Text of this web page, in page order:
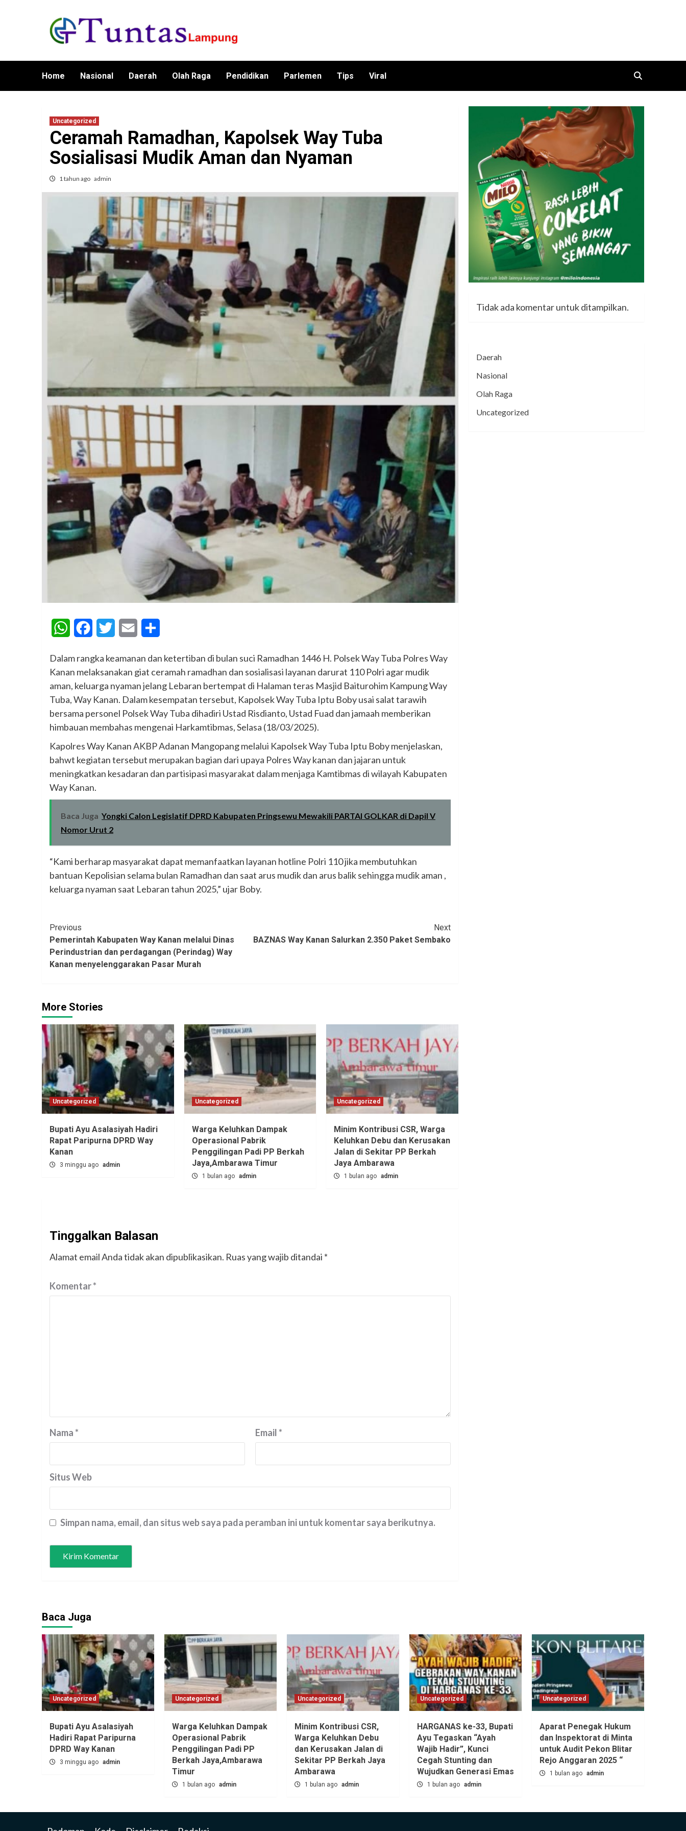
Home Nasional Daerah Olah Raga Pendidikan Parlemen Tips Viral
Uncategorized
Ceramah Ramadhan, Kapolsek Way Tuba
Sosialisasi Mudik Aman dan Nyaman
1 tahun ago admin
WhatsAppFacebookTwitter Email
Dalam rangka keamanan dan ketertiban di bulan suci Ramadhan 1446 H. Polsek Way Tuba Polres Way
Kanan melaksanakan giat ceramah ramadhan dan sosialisasi layanan darurat 110 Polri agar mudik
aman, keluarga nyaman jelang Lebaran bertempat di Halaman teras Masjid Baiturohim Kampung Way
Tuba, Way Kanan. Dalam kesempatan tersebut, Kapolsek Way Tuba Iptu Boby usai salat tarawih
bersama personel Polsek Way Tuba dihadiri Ustad Risdianto, Ustad Fuad dan jamaah memberikan
himbauan membahas mengenai Harkamtibmas, Selasa (18/03/2025).
Kapolres Way Kanan AKBP Adanan Mangopang melalui Kapolsek Way Tuba Iptu Boby menjelaskan,
bahwt kegiatan tersebut merupakan bagian dari upaya Polres Way kanan dan jajaran untuk
meningkatkan kesadaran dan partisipasi masyarakat dalam menjaga Kamtibmas di wilayah Kabupaten
Way Kanan.
Baca Juga Yongki Calon Legislatif DPRD Kabupaten Pringsewu Mewakili PARTAI GOLKAR di Dapil V
Nomor Urut 2
“Kami berharap masyarakat dapat memanfaatkan layanan hotline Polri 110 jika membutuhkan
bantuan Kepolisian selama bulan Ramadhan dan saat arus mudik dan arus balik sehingga mudik aman ,
keluarga nyaman saat Lebaran tahun 2025,” ujar Boby.
Continue
Reading
Previous
Pemerintah Kabupaten Way Kanan melalui Dinas
Perindustrian dan perdagangan (Perindag) Way
Kanan menyelenggarakan Pasar Murah
Next
BAZNAS Way Kanan Salurkan 2.350 Paket Sembako
More Stories
Uncategorized
Bupati Ayu Asalasiyah Hadiri
Rapat Paripurna DPRD Way
Kanan
3 minggu ago admin
Uncategorized
Warga Keluhkan Dampak
Operasional Pabrik
Penggilingan Padi PP Berkah
Jaya,‎Ambarawa Timur
1 bulan ago admin
Uncategorized
Minim Kontribusi CSR, Warga
Keluhkan Debu dan Kerusakan
Jalan di Sekitar PP Berkah
Jaya Ambarawa‎
1 bulan ago admin
Tinggalkan Balasan
Alamat email Anda tidak akan dipublikasikan. Ruas yang wajib ditandai *
Komentar*
Nama* Email*
Situs Web
Simpan nama, email, dan situs web saya pada peramban ini untuk komentar saya berikutnya.
Tidak ada komentar untuk ditampilkan.
Daerah
Nasional
Olah Raga
Uncategorized
Baca Juga
Uncategorized
Bupati Ayu Asalasiyah
Hadiri Rapat Paripurna
DPRD Way Kanan
3 minggu ago admin
Uncategorized
Warga Keluhkan Dampak
Operasional Pabrik
Penggilingan Padi PP
Berkah Jaya,‎Ambarawa
Timur
1 bulan ago admin
Uncategorized
Minim Kontribusi CSR,
Warga Keluhkan Debu
dan Kerusakan Jalan di
Sekitar PP Berkah Jaya
Ambarawa‎
1 bulan ago admin
Uncategorized
HARGANAS ke-33, Bupati
Ayu Tegaskan “Ayah
Wajib Hadir”, Kunci
Cegah Stunting dan
Wujudkan Generasi Emas
1 bulan ago admin
Uncategorized
Aparat Penegak Hukum
dan Inspektorat di Minta
untuk Audit Pekon Blitar
Rejo Anggaran 2025 “
1 bulan ago admin